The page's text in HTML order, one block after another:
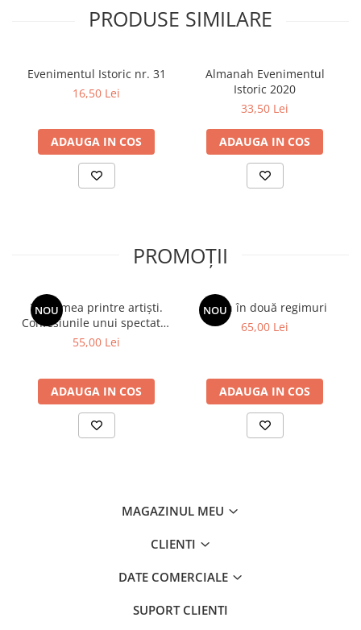
PRODUSE SIMILARE
Evenimentul Istoric nr. 31
16,50 Lei
ADAUGA IN COS
Almanah Evenimentul
Istoric 2020
33,50 Lei
ADAUGA IN COS
PROMOȚII
NOU
Viața mea printre artiști.
Confesiunile unui spectator
fidel
55,00 Lei
ADAUGA IN COS
NOU
Spion în două regimuri
65,00 Lei
ADAUGA IN COS
MAGAZINUL MEU
CLIENTI
DATE COMERCIALE
SUPORT CLIENTI